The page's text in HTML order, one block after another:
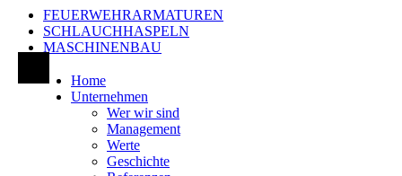
FEUERWEHRARMATUREN
SCHLAUCHHASPELN
MASCHINENBAU
Home
Unternehmen
Wer wir sind
Management
Werte
Geschichte